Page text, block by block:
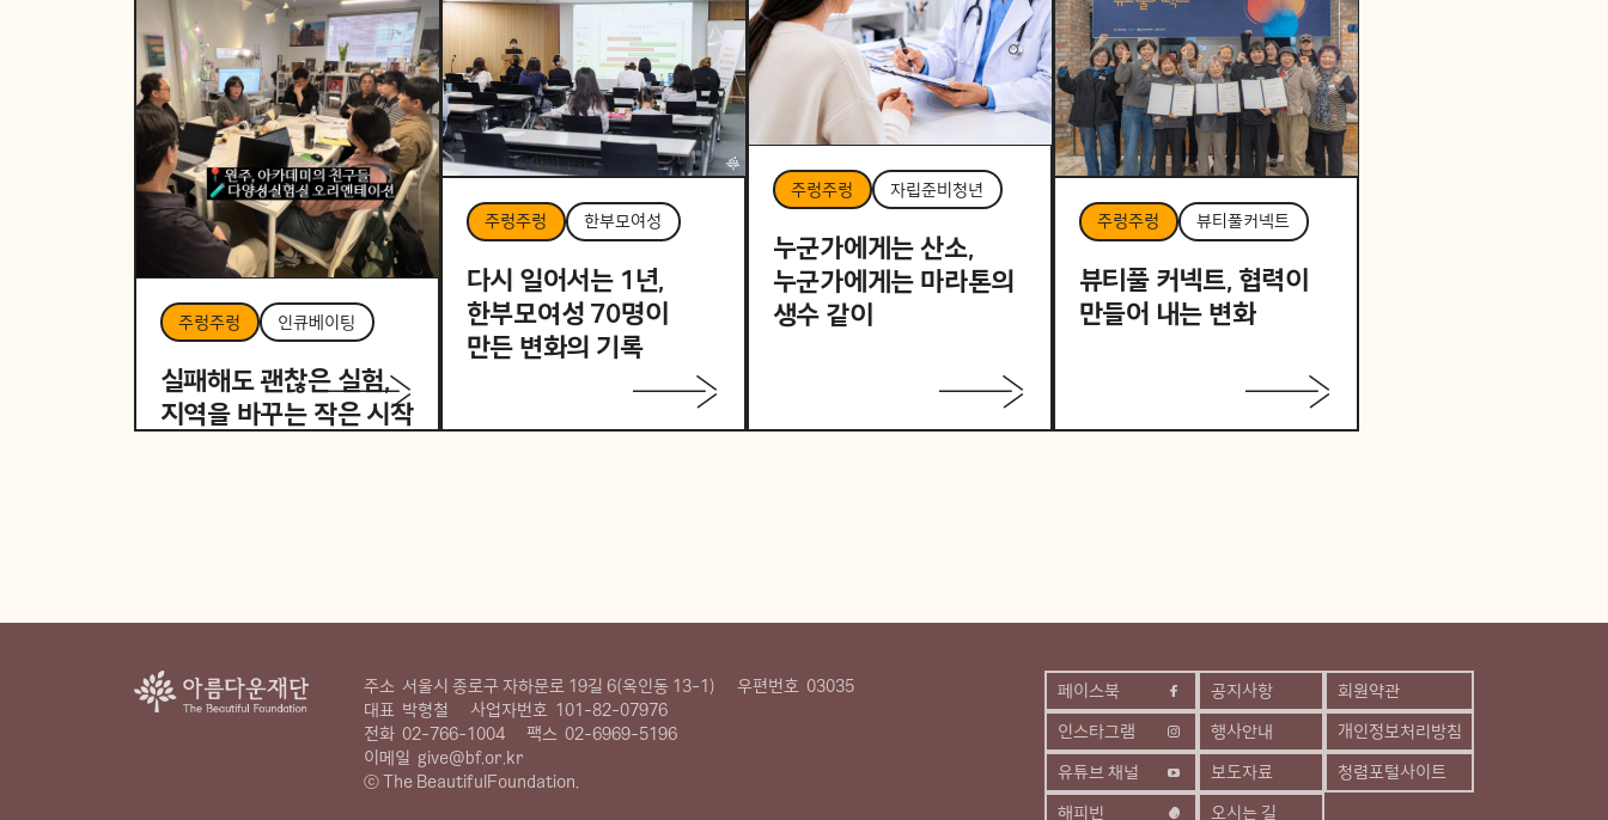
주렁주렁 인큐베이팅
실패해도 괜찮은 실험,
지역을 바꾸는 작은 시작
주렁주렁 한부모여성
다시 일어서는 1년,
한부모여성 70명이
만든 변화의 기록
주렁주렁 자립준비청년
누군가에게는 산소,
누군가에게는 마라톤의
생수 같이
주렁주렁 뷰티풀커넥트
뷰티풀 커넥트, 협력이
만들어 내는 변화
페이스북
인스타그램
유튜브 채널
해피빈
공지사항
행사안내
보도자료
오시는 길
회원약관
개인정보처리방침
청렴포털사이트
주소 서울시 종로구 자하문로 19길 6(옥인동 13-1) 우편번호 03035
대표 박형철 사업자번호 101-82-07976
전화 02-766-1004 팩스 02-6969-5196
이메일 give@bf.or.kr
ⓒ The BeautifulFoundation.